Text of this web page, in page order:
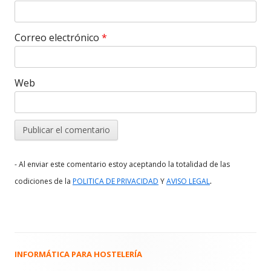
Correo electrónico *
Web
- Al enviar este comentario estoy aceptando la totalidad de las
codiciones de la POLITICA DE PRIVACIDAD YAVISO LEGAL.
Barra
INFORMÁTICA PARA HOSTELERÍA